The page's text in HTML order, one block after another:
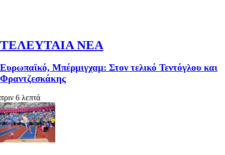
ΤΕΛΕΥΤΑΙΑ ΝΕΑ
Ευρωπαϊκό, Μπέρμιγχαμ: Στον τελικό Τεντόγλου και
Φραντζεσκάκης
πριν 6 λεπτά